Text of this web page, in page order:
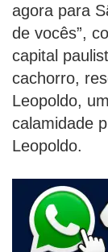
agora para
de vocês”,
capital
cachorro,
Leopoldo,
calamidade
Leopoldo.